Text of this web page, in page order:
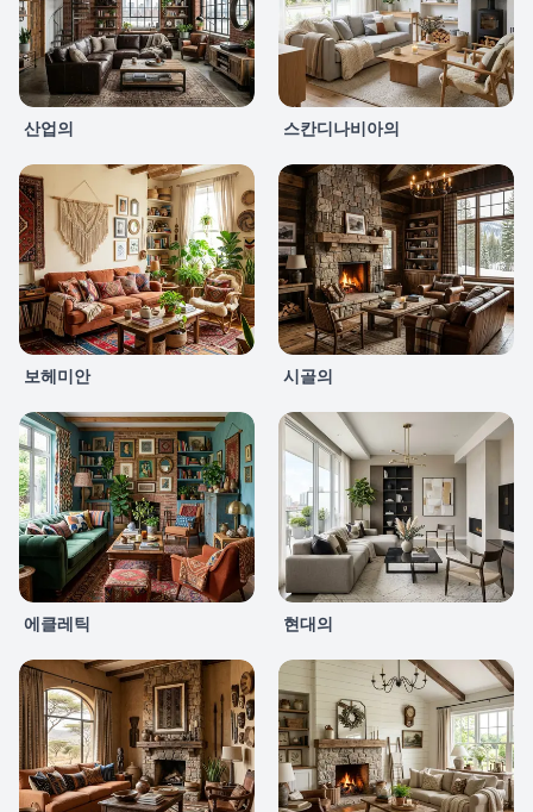
산업의 스칸디나비아의
보헤미안 시골의
에클레틱 현대의